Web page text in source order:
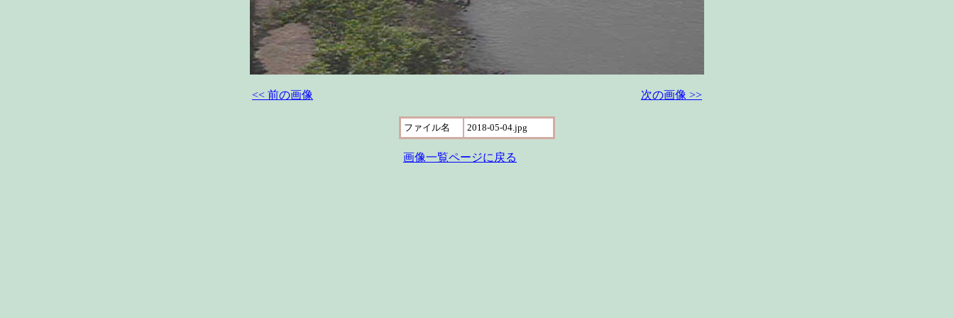
<< 前の画像 次の画像 >>
ファイル名 2018-05-04.jpg
画像一覧ページに戻る